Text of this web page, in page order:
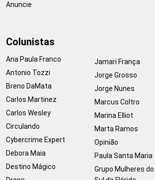
Anuncie
Colunistas
Ana Paula Franco
Antonio Tozzi
Breno DaMata
Carlos Martinez
Carlos Wesley
Circulando
Cybercrime Expert
Debora Maia
Destino Mágico
Jamari França
Jorge Grosso
Jorge Nunes
Marcus Coltro
Marina Elliot
Marta Ramos
Opinião
Paula Santa Maria
Grupo Mulheres do